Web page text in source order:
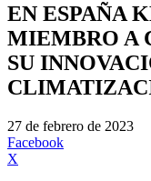
EN ESPAÑA
MIEMBRO A
SU
27 de febrero de 2023
Facebook
X